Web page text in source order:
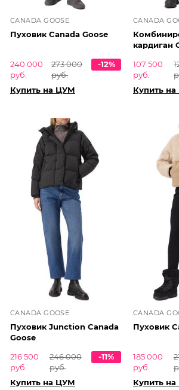
CANADA GOOSE
Пуховик Canada Goose
240 000
руб.
273 000
руб.
-12%
Купить на ЦУМ
CANADA
кардиган
107 500
руб.
Купить
CANADA GOOSE
Пуховик Junction Canada
Goose
216 500
руб.
246 000
руб.
-11%
Купить на ЦУМ
CANADA
Пуховик
185 000
руб.
Купить